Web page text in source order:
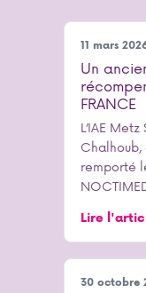
11 mars
Un
FRANCE
L’IAE
remporté
Lire
30 octobre